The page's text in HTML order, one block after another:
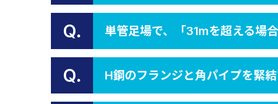
Q. 単管足場で、「31mを超える場
Q. H鋼のフランジと角パイプを緊